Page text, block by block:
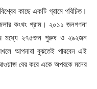
কাছে একটি গ্রামে পরিচিত।
কংথং গ্রাম। ২০১১ জনগণনা
মধ্যে ২৭৫জন পুরুষ ও ২৯২জন
আপনারা বুঝতেই পারবেন এই
বের করে একে অপরকে মনের